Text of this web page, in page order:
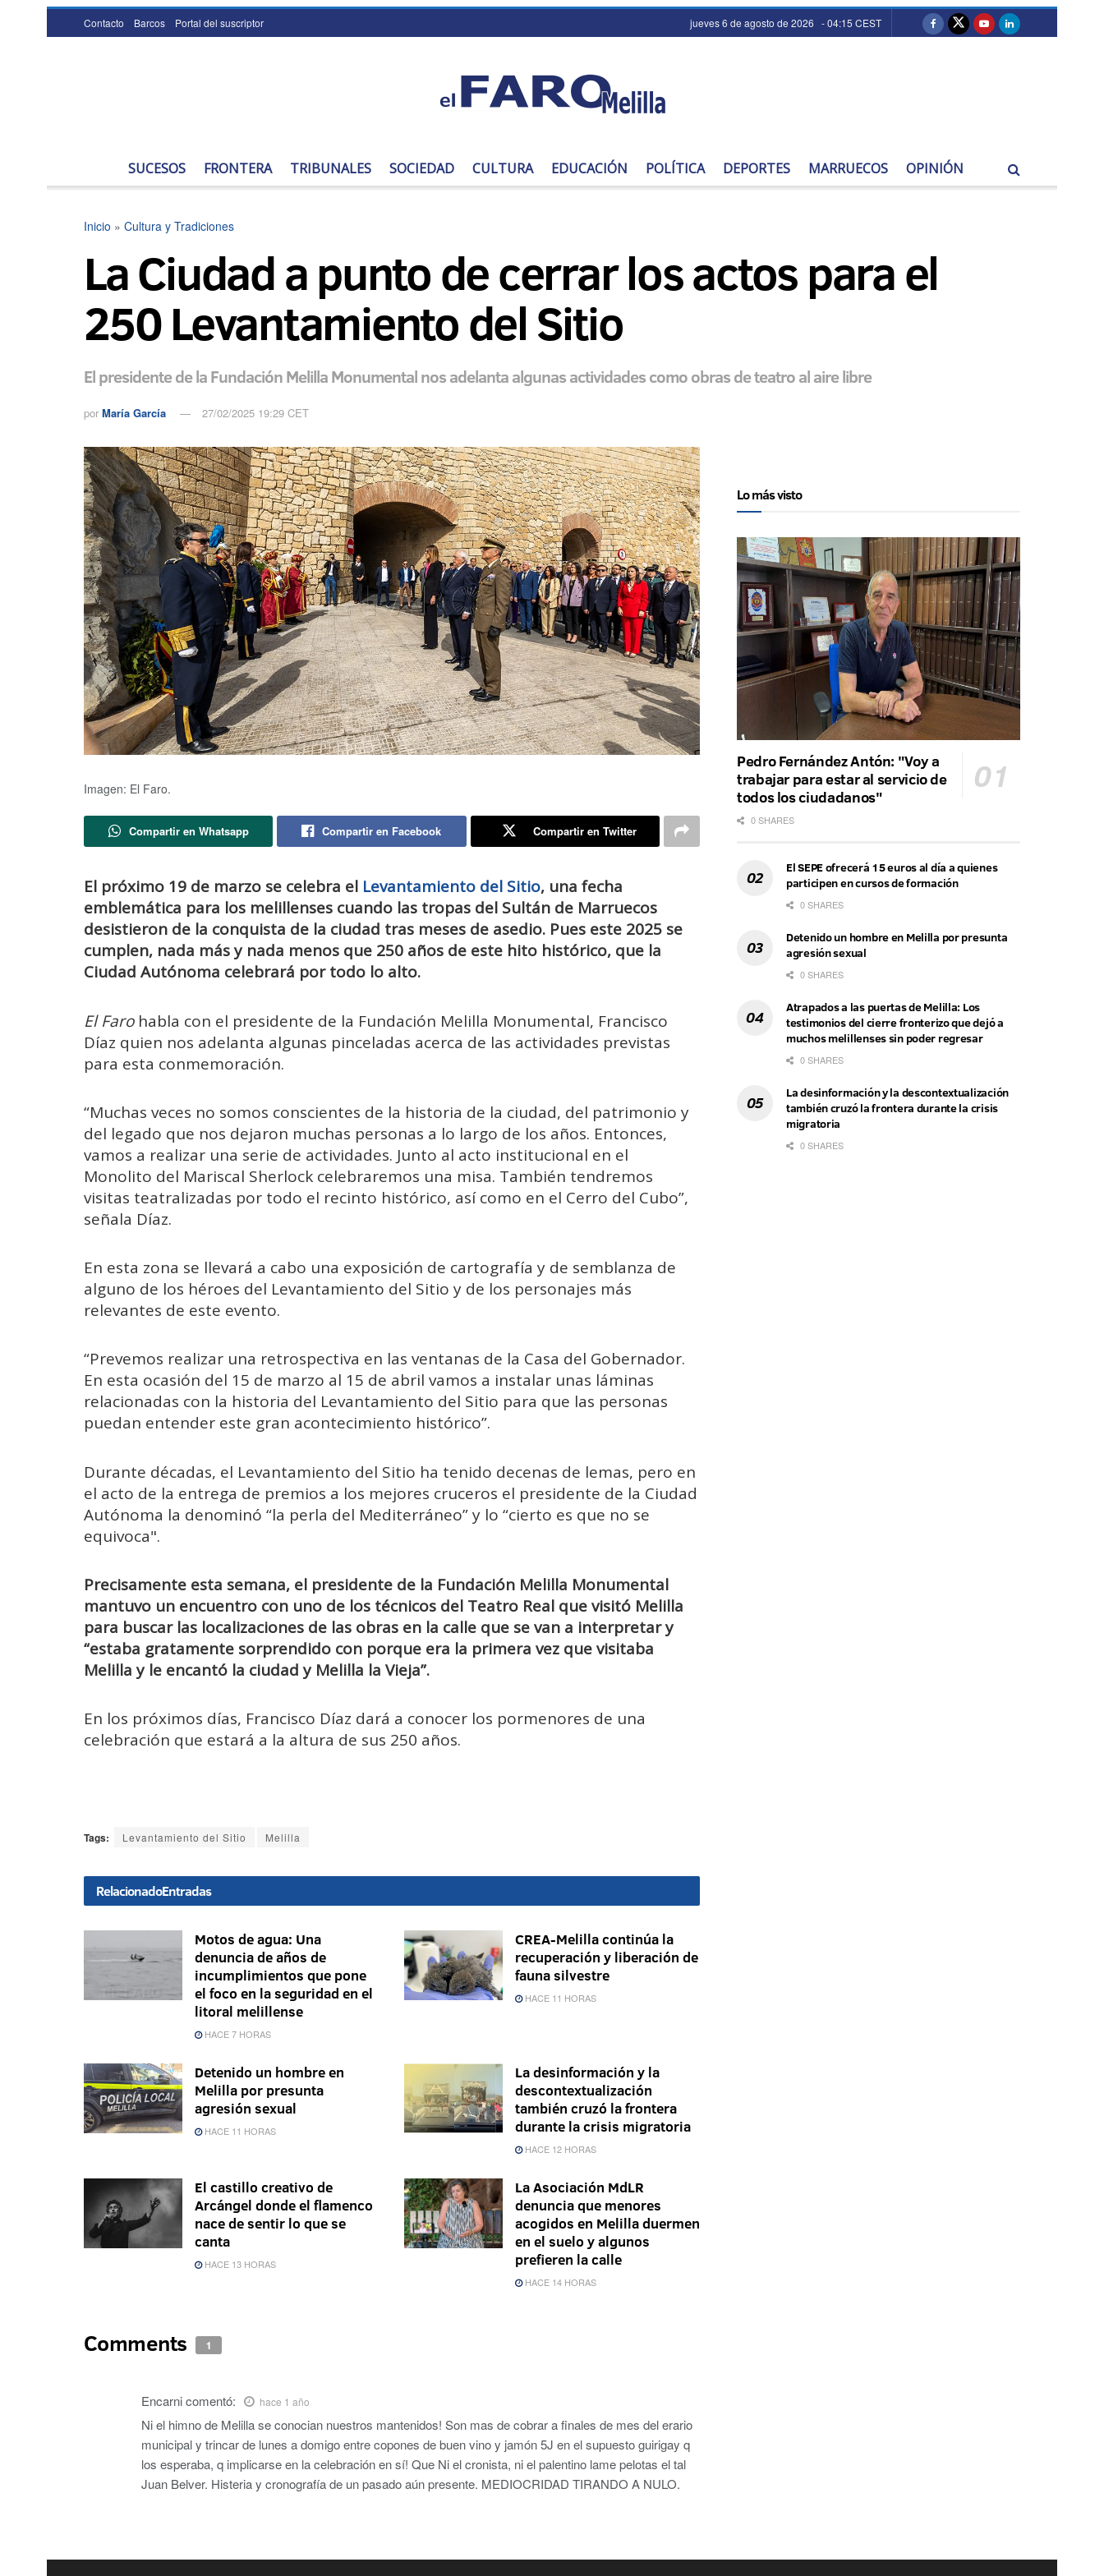
Contacto Barcos Portal del suscriptor jueves 6 de agosto de 2026 - 04:15 CEST
SUCESOS FRONTERA TRIBUNALES SOCIEDAD CULTURA EDUCACIÓN POLÍTICA DEPORTES MARRUECOS OPINIÓN
Inicio » Cultura y Tradiciones
La Ciudad a punto de cerrar los actos para el
250 Levantamiento del Sitio
El presidente de la Fundación Melilla Monumental nos adelanta algunas actividades como obras de teatro al aire libre
por María García 27/02/2025 19:29 CET
Imagen: El Faro.
Compartir en Whatsapp Compartir en Facebook Compartir en Twitter
El próximo 19 de marzo se celebra el Levantamiento del Sitio, una fecha
emblemática para los melillenses cuando las tropas del Sultán de Marruecos
desistieron de la conquista de la ciudad tras meses de asedio. Pues este 2025 se
cumplen, nada más y nada menos que 250 años de este hito histórico, que la
Ciudad Autónoma celebrará por todo lo alto.
El Farohabla con el presidente de la Fundación Melilla Monumental, Francisco
Díaz quien nos adelanta algunas pinceladas acerca de las actividades previstas
para esta conmemoración.
“Muchas veces no somos conscientes de la historia de la ciudad, del patrimonio y
del legado que nos dejaron muchas personas a lo largo de los años. Entonces,
vamos a realizar una serie de actividades. Junto al acto institucional en el
Monolito del Mariscal Sherlock celebraremos una misa. También tendremos
visitas teatralizadas por todo el recinto histórico, así como en el Cerro del Cubo”,
señala Díaz.
En esta zona se llevará a cabo una exposición de cartografía y de semblanza de
alguno de los héroes del Levantamiento del Sitio y de los personajes más
relevantes de este evento.
“Prevemos realizar una retrospectiva en las ventanas de la Casa del Gobernador.
En esta ocasión del 15 de marzo al 15 de abril vamos a instalar unas láminas
relacionadas con la historia del Levantamiento del Sitio para que las personas
puedan entender este gran acontecimiento histórico”.
Durante décadas, el Levantamiento del Sitio ha tenido decenas de lemas, pero en
el acto de la entrega de premios a los mejores cruceros el presidente de la Ciudad
Autónoma la denominó “la perla del Mediterráneo” y lo “cierto es que no se
equivoca".
Precisamente esta semana, el presidente de la Fundación Melilla Monumental
mantuvo un encuentro con uno de los técnicos del Teatro Real que visitó Melilla
para buscar las localizaciones de las obras en la calle que se van a interpretar y
“estaba gratamente sorprendido con porque era la primera vez que visitaba
Melilla y le encantó la ciudad y Melilla la Vieja”.
En los próximos días, Francisco Díaz dará a conocer los pormenores de una
celebración que estará a la altura de sus 250 años.
Tags: Levantamiento del Sitio Melilla
RelacionadoEntradas
Motos de agua: Una
denuncia de años de
incumplimientos que pone
el foco en la seguridad en el
litoral melillense
HACE 7 HORAS
CREA-Melilla continúa la
recuperación y liberación de
fauna silvestre
HACE 11 HORAS
Detenido un hombre en
Melilla por presunta
agresión sexual
HACE 11 HORAS
La desinformación y la
descontextualización
también cruzó la frontera
durante la crisis migratoria
HACE 12 HORAS
El castillo creativo de
Arcángel donde el flamenco
nace de sentir lo que se
canta
HACE 13 HORAS
La Asociación MdLR
denuncia que menores
acogidos en Melilla duermen
en el suelo y algunos
prefieren la calle
HACE 14 HORAS
Comments 1
Encarnicomentó: hace 1 año
Ni el himno de Melilla se conocian nuestros mantenidos! Son mas de cobrar a finales de mes del erario
municipal y trincar de lunes a domigo entre copones de buen vino y jamón 5J en el supuesto guirigay q
los esperaba, q implicarse en la celebración en sí! Que Ni el cronista, ni el palentino lame pelotas el tal
Juan Belver. Histeria y cronografía de un pasado aún presente. MEDIOCRIDAD TIRANDO A NULO.
Lo más visto
Pedro Fernández Antón: "Voy a
trabajar para estar al servicio de
todos los ciudadanos"
0 SHARES
El SEPE ofrecerá 15 euros al día a quienes
participen en cursos de formación
0 SHARES
Detenido un hombre en Melilla por presunta
agresión sexual
0 SHARES
Atrapados a las puertas de Melilla: Los
testimonios del cierre fronterizo que dejó a
muchos melillenses sin poder regresar
0 SHARES
La desinformación y la descontextualización
también cruzó la frontera durante la crisis
migratoria
0 SHARES